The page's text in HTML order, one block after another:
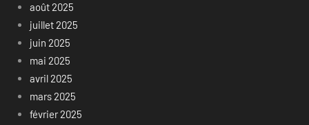
août 2025
juillet 2025
juin 2025
mai 2025
avril 2025
mars 2025
février 2025